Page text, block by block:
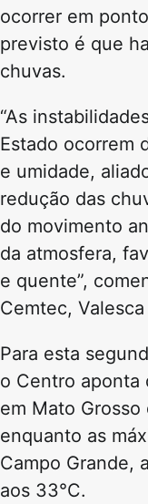
ocorrer em
previsto é que
chuvas.
“As
Estado ocorrem
e umidade,
redução das
do movimento
da atmosfera,
e quente”,
Cemtec,
Para esta
o Centro aponta
em Mato Grosso
enquanto as
Campo Grande,
aos 33°C.